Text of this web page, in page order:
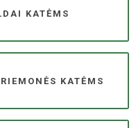
KATĖMS
KATĖMS